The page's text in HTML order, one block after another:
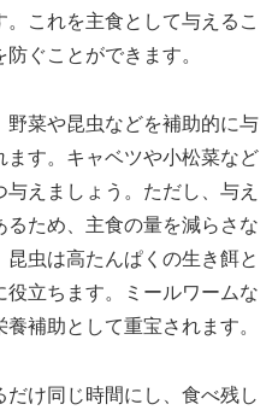
これを主食として与えるこ
ぐことができます。
野菜や昆虫などを補助的に与
ます。キャベツや小松菜など
えましょう。ただし、与え
ため、主食の量を減らさな
虫は高たんぱくの生き餌と
役立ちます。ミールワームな
補助として重宝されます。
け同じ時間にし、食べ残し